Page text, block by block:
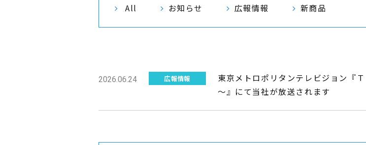
All お知らせ 広報情報 新商品
2026.06.24 広報情報
東京メトロポリタンテレビジョン『
～』にて当社が放送されます